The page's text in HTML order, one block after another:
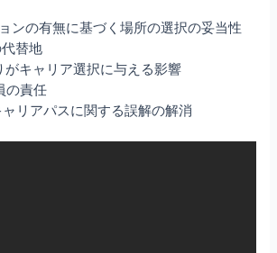
ンの有無に基づく場所の選択の妥当性
替地
がキャリア選択に与える影響
の責任
リアパスに関する誤解の解消